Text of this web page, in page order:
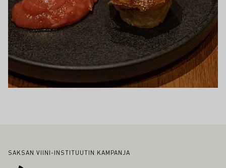
Alatunniste
SAKSAN VIINI-INSTITUUTIN KAMPANJA